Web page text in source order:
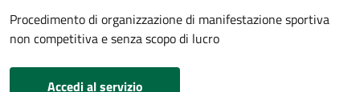
Procedimento di organizzazione di manifestazione sportiva
non competitiva e senza scopo di lucro
Accedi al servizio